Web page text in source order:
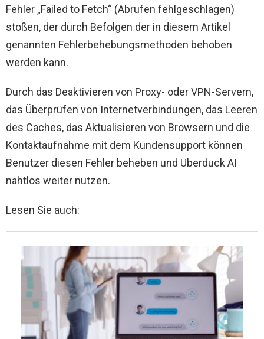
Fehler „Failed to Fetch“ (Abrufen fehlgeschlagen)
stoßen, der durch Befolgen der in diesem Artikel
genannten Fehlerbehebungsmethoden behoben
werden kann.
Durch das Deaktivieren von Proxy- oder VPN-Servern,
das Überprüfen von Internetverbindungen, das Leeren
des Caches, das Aktualisieren von Browsern und die
Kontaktaufnahme mit dem Kundensupport können
Benutzer diesen Fehler beheben und Uberduck AI
nahtlos weiter nutzen.
Lesen Sie auch: